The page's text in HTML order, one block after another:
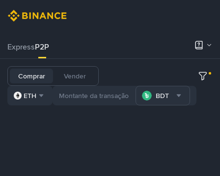
ExpressP2P
Comprar Vender
ETH BDT